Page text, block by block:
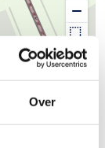
Over